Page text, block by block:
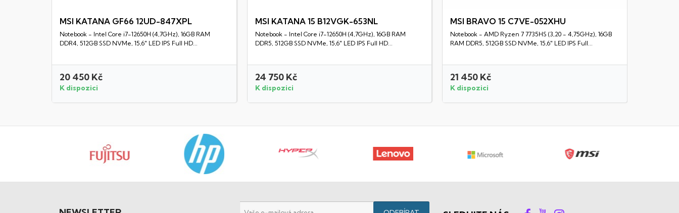
Rychlý náhled
MSI KATANA GF66 12UD-847XPL
Notebook - Intel Core i7-12650H (4,7GHz), 16GB RAM
DDR4, 512GB SSD NVMe, 15,6" LED IPS Full HD...
20 450 Kč
K dispozici
Rychlý náhled
MSI KATANA 15 B12VGK-653NL
Notebook - Intel Core i7-12650H (4,7GHz), 16GB RAM
DDR5, 512GB SSD NVMe, 15,6" LED IPS Full HD...
24 750 Kč
K dispozici
Rychlý náhled
MSI BRAVO 15 C7VE-052XHU
Notebook - AMD Ryzen 7 7735HS (3,20 - 4,75GHz), 16GB
RAM DDR5, 512GB SSD NVMe, 15,6" LED IPS Full...
21 450 Kč
K dispozici